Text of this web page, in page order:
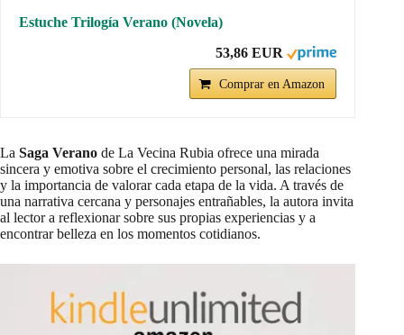
Estuche Trilogía Verano (Novela)
53,86 EUR
Comprar en Amazon
La Saga Verano de La Vecina Rubia ofrece una mirada
sincera y emotiva sobre el crecimiento personal, las relaciones
y la importancia de valorar cada etapa de la vida. A través de
una narrativa cercana y personajes entrañables, la autora invita
al lector a reflexionar sobre sus propias experiencias y a
encontrar belleza en los momentos cotidianos.